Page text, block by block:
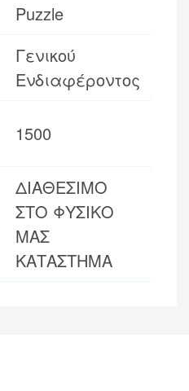
Puzzle
Γενικού
Ενδιαφέροντος
1500
ΔΙΑΘΕΣΙΜΟ
ΣΤΟ ΦΥΣΙΚΟ
ΜΑΣ
ΚΑΤΑΣΤΗΜΑ